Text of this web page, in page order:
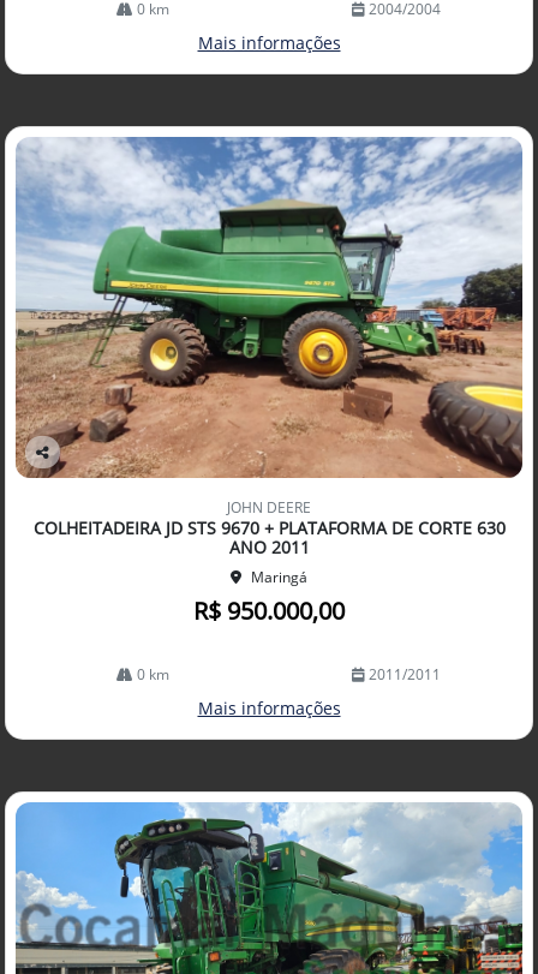
0 km 2004/2004
Mais informações
Co
arti
lhe
JOHN DEERE
COLHEITADEIRA JD STS 9670 + PLATAFORMA DE CORTE 630
ANO 2011
Maringá
R$ 950.000,00
0 km 2011/2011
Mais informações